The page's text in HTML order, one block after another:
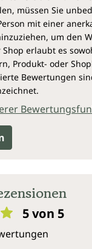
müssen Sie
mit einer
um den
erlaubt es
Produkt- oder
Bewertungen
5 von 5